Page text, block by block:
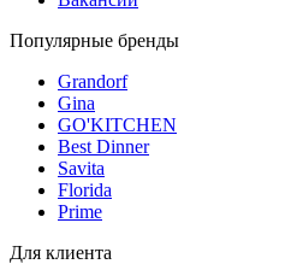
Популярные бренды
Grandorf
Gina
GO'KITCHEN
Best Dinner
Savita
Florida
Prime
Для клиента